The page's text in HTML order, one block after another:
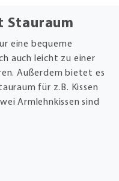
Stauraum
eine bequeme
auch leicht zu einer
Außerdem bietet es
für z.B. Kissen
Armlehnkissen sind